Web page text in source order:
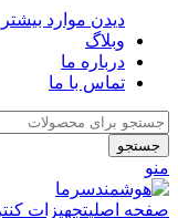
دیدن موارد بیشتر
وبلاگ
درباره ما
تماس با ما
جستجو
منو
صفحه اصلیتجهیزات